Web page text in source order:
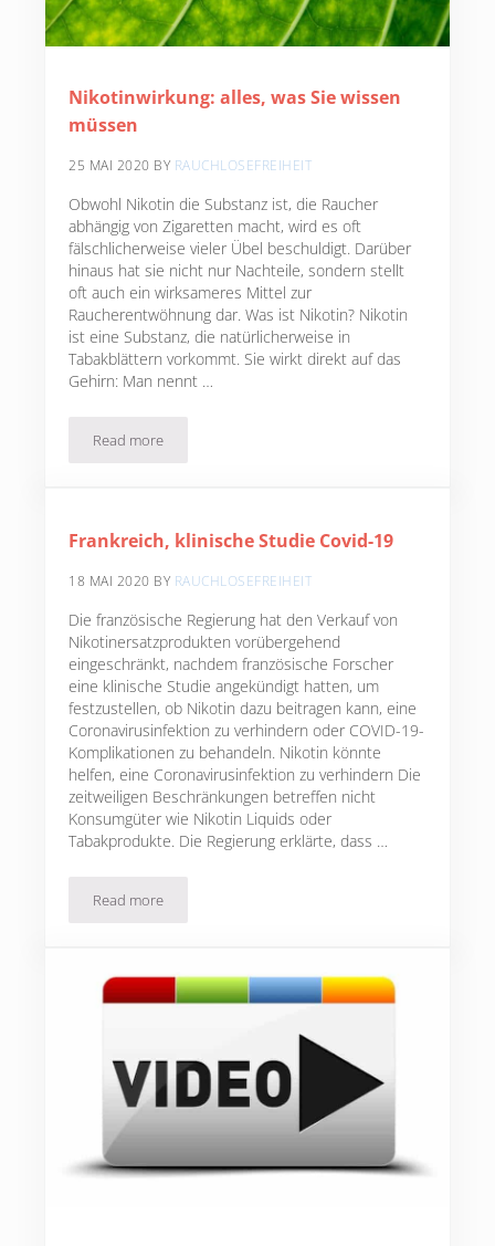
Nikotinwirkung: alles, was Sie wissen
müssen
25 MAI 2020 BY RAUCHLOSEFREIHEIT
Obwohl Nikotin die Substanz ist, die Raucher
abhängig von Zigaretten macht, wird es oft
fälschlicherweise vieler Übel beschuldigt. Darüber
hinaus hat sie nicht nur Nachteile, sondern stellt
oft auch ein wirksameres Mittel zur
Raucherentwöhnung dar. Was ist Nikotin? Nikotin
ist eine Substanz, die natürlicherweise in
Tabakblättern vorkommt. Sie wirkt direkt auf das
Gehirn: Man nennt …
Read moreNikotinwirkung: alles, was Sie wissen müssen
Frankreich, klinische Studie Covid-19
18 MAI 2020 BY RAUCHLOSEFREIHEIT
Die französische Regierung hat den Verkauf von
Nikotinersatzprodukten vorübergehend
eingeschränkt, nachdem französische Forscher
eine klinische Studie angekündigt hatten, um
festzustellen, ob Nikotin dazu beitragen kann, eine
Coronavirusinfektion zu verhindern oder COVID-19-
Komplikationen zu behandeln. Nikotin könnte
helfen, eine Coronavirusinfektion zu verhindern Die
zeitweiligen Beschränkungen betreffen nicht
Konsumgüter wie Nikotin Liquids oder
Tabakprodukte. Die Regierung erklärte, dass …
Read moreFrankreich, klinische Studie Covid-19